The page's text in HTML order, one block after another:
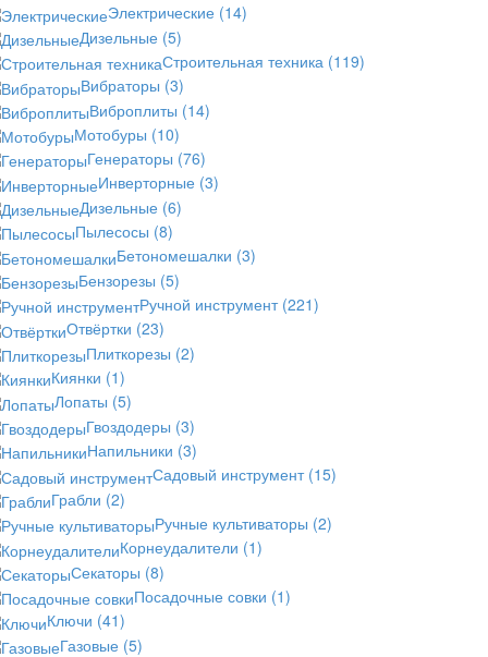
Электрические (14)
Дизельные (5)
Строительная техника (119)
Вибраторы (3)
Виброплиты (14)
Мотобуры (10)
Генераторы (76)
Инверторные (3)
Дизельные (6)
Пылесосы (8)
Бетономешалки (3)
Бензорезы (5)
Ручной инструмент (221)
Отвёртки (23)
Плиткорезы (2)
Киянки (1)
Лопаты (5)
Гвоздодеры (3)
Напильники (3)
Садовый инструмент (15)
Грабли (2)
Ручные культиваторы (2)
Корнеудалители (1)
Секаторы (8)
Посадочные совки (1)
Ключи (41)
Газовые (5)